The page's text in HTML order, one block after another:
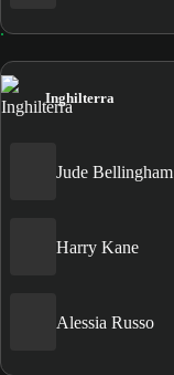
Inghilterra
Jude Bellingham
Harry Kane
Alessia Russo